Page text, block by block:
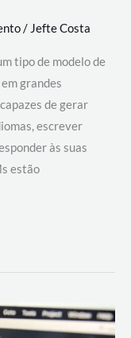
/ Jefte Costa
tipo de modelo de
grandes
de gerar
escrever
às suas
estão